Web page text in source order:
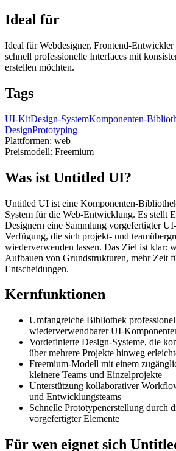
Ideal für
Ideal für Webdesigner, Frontend-Entwickler
schnell professionelle Interfaces mit
erstellen möchten.
Tags
UI-KitDesign-SystemKomponenten-
DesignPrototyping
Plattformen: web
Preismodell: Freemium
Was ist Untitled UI?
Untitled UI ist eine Komponenten-
System für die Web-Entwicklung. Es stellt
Designern eine Sammlung vorgefertigter
Verfügung, die sich projekt- und
wiederverwenden lassen. Das Ziel ist klar:
Aufbauen von Grundstrukturen, mehr Zeit
Entscheidungen.
Kernfunktionen
Umfangreiche Bibliothek
wiederverwendbarer UI-
Vordefinierte Design-Systeme, die
über mehrere Projekte hinweg
Freemium-Modell mit einem
kleinere Teams und Einzelprojekte
Unterstützung kollaborativer
und Entwicklungsteams
Schnelle Prototypenerstellung durch
vorgefertigter Elemente
Für wen eignet sich